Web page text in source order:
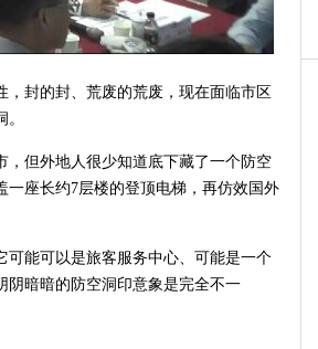
封的封、荒废的荒废，现在面临市区
，但外地人很少知道底下藏了一个防空
一座长约7层楼的登顶电梯，再仿效国外
可能可以是旅客服务中心、可能是一个
阴暗暗的防空洞印意象是完全不一